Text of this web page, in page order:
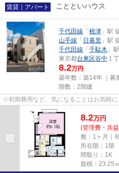
賃貸｜アパート ことといハウス
千代田線 「根津 」駅
山手線 「 日暮里 」駅
千代田線 「千駄木 」
東京都台東区谷中 １
8.2万円
築年数：築14年 ｜募
階数：2階建
☆初期費用など、気になることはお気軽
8.2万円
(管理費・共
敷：1ヶ月｜
所在階：1階
間取り：1K
面積：23.25㎡